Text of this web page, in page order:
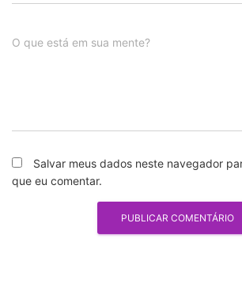
O que está em sua mente?
Salvar meus dados neste navegador
que eu comentar.